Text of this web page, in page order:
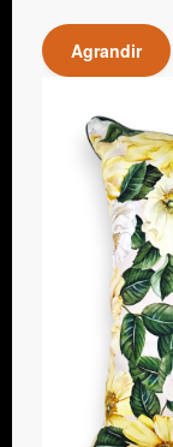
Agrandir